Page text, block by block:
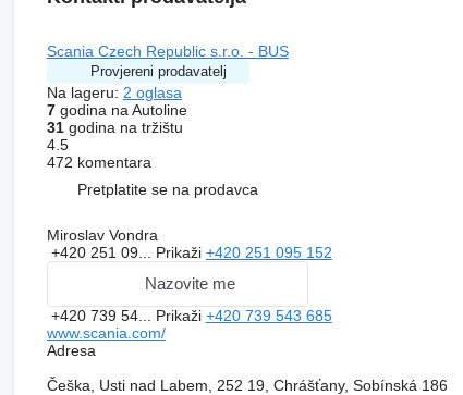
Scania Czech Republic s.r.o. - BUS
Provjereni prodavatelj
Na lageru: 2 oglasa
7godina na Autoline
31godina na tržištu
4.5
472 komentara
Pretplatite se na prodavca
Miroslav Vondra
+420 251 09... Prikaži +420 251 095 152
Nazovite me
+420 739 54... Prikaži +420 739 543 685
www.scania.com/
Adresa
Češka, Usti nad Labem, 252 19, Chrášťany, Sobínská 186